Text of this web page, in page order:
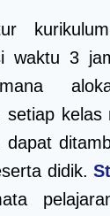
waktu 3
setiap kelas
dapat
didik.